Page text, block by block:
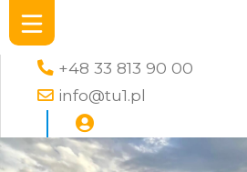
+48 33 813 90 00
info@tu1.pl